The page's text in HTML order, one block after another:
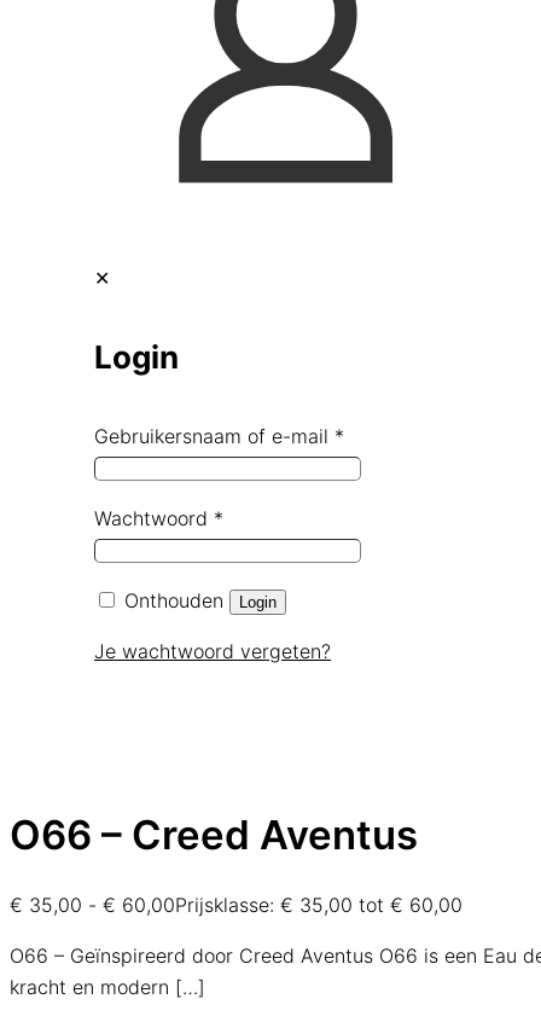
✕
Login
Gebruikersnaam of e-mail *
Wachtwoord *
Onthouden Login
Je wachtwoord vergeten?
O66 – Creed Aventus
€ 35,00 - € 60,00Prijsklasse: € 35,00 tot € 60,00
O66 – Geïnspireerd door Creed Aventus O66 is een Eau
kracht en modern […]